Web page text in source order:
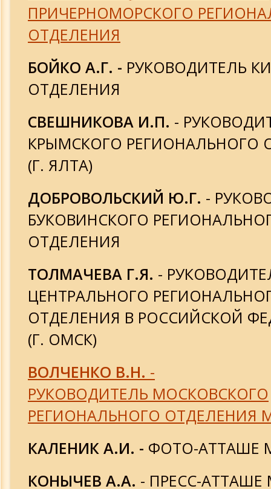
ПРИЧЕРНОМОРСКОГО
ОТДЕЛЕНИЯ
БОЙКО А.Г. - РУКОВОДИТЕЛЬ
ОТДЕЛЕНИЯ
СВЕШНИКОВА И.П. -
КРЫМСКОГО РЕГИОНАЛЬНОГО
(Г. ЯЛТА)
ДОБРОВОЛЬСКИЙ Ю.Г. -
БУКОВИНСКОГО
ОТДЕЛЕНИЯ
ТОЛМАЧЕВА Г.Я. -
ЦЕНТРАЛЬНОГО
ОТДЕЛЕНИЯ В РОССИЙСКОЙ
(Г. ОМСК)
ВОЛЧЕНКО В.Н. -
РУКОВОДИТЕЛЬ МОСКОВСКОГО
РЕГИОНАЛЬНОГО ОТДЕЛЕНИЯ
КАЛЕНИК А.И. - ФОТО-АТТАШЕ
КОНЫЧЕВ А.А. - ПРЕСС-АТТАШЕ
Изобретения и открытия
Просвещение